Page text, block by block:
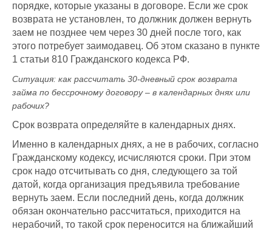
порядке, которые указаны в договоре. Если же срок
возврата не установлен, то должник должен вернуть
заем не позднее чем через 30 дней после того, как
этого потребует заимодавец. Об этом сказано в пункте
1 статьи 810 Гражданского кодекса РФ.
Ситуация: как рассчитать 30-дневный срок возврата
займа по бессрочному договору – в календарных днях или
рабочих?
Срок возврата определяйте в календарных днях.
Именно в календарных днях, а не в рабочих, согласно
Гражданскому кодексу, исчисляются сроки. При этом
срок надо отсчитывать со дня, следующего за той
датой, когда организация предъявила требование
вернуть заем. Если последний день, когда должник
обязан окончательно рассчитаться, приходится на
нерабочий, то такой срок переносится на ближайший